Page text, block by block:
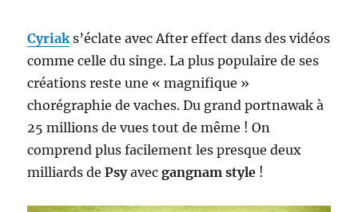
Cyriaks’éclate avec After effect dans des vidéos
comme celle du singe. La plus populaire de ses
créations reste une « magnifique »
chorégraphie de vaches. Du grand portnawak à
25 millions de vues tout de même ! On
comprend plus facilement les presque deux
milliards dePsyavecgangnam style !